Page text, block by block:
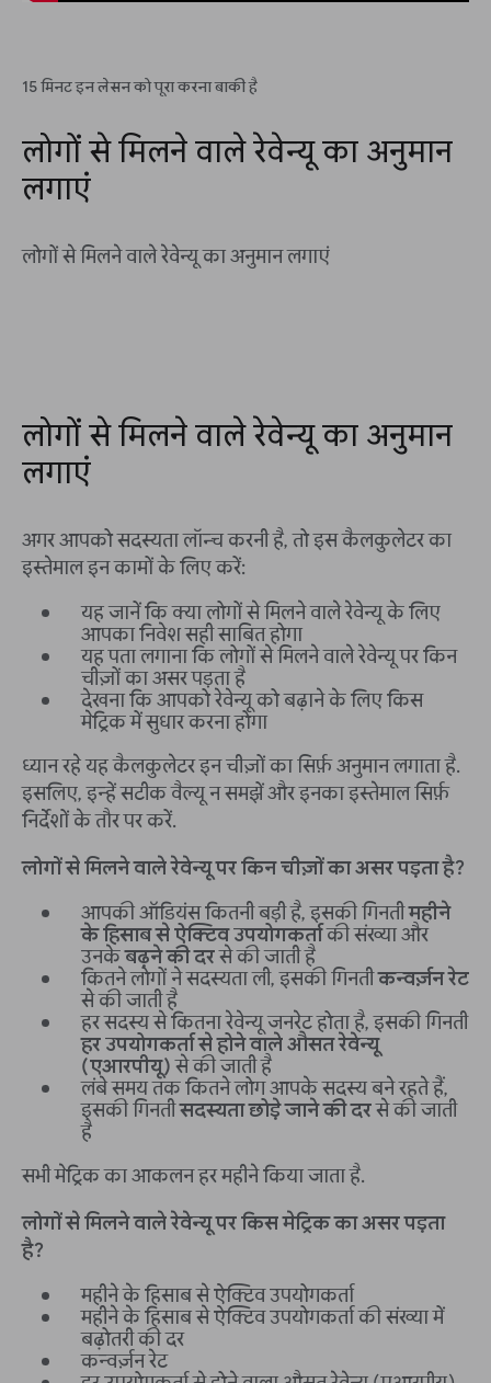
15 मिनट इन लेसन को पूरा करना बाकी है
लोगों से मिलने वाले रेवेन्यू का अनुमान
लगाएं
लोगों से मिलने वाले रेवेन्यू का अनुमान लगाएं
लोगों से मिलने वाले रेवेन्यू का अनुमान
लगाएं
अगर आपको सदस्यता लॉन्च करनी है, तो इस कैलकुलेटर का
इस्तेमाल इन कामों के लिए करें:
यह जानें कि क्या लोगों से मिलने वाले रेवेन्यू के लिए
आपका निवेश सही साबित होगा
यह पता लगाना कि लोगों से मिलने वाले रेवेन्यू पर किन
चीज़ों का असर पड़ता है
देखना कि आपको रेवेन्यू को बढ़ाने के लिए किस
मेट्रिक में सुधार करना होगा
ध्यान रहे यह कैलकुलेटर इन चीज़ों का सिर्फ़ अनुमान लगाता है.
इसलिए, इन्हें सटीक वैल्यू न समझें और इनका इस्तेमाल सिर्फ़
निर्देशों के तौर पर करें.
लोगों से मिलने वाले रेवेन्यू पर किन चीज़ों का असर पड़ता है?
आपकी ऑडियंस कितनी बड़ी है, इसकी गिनतीमहीने
के हिसाब से ऐक्टिव उपयोगकर्ताकी संख्या और
उनकेबढ़ने की दरसे की जाती है
कितने लोगों ने सदस्यता ली, इसकी गिनतीकन्वर्ज़न रेट
से की जाती है
हर सदस्य से कितना रेवेन्यू जनरेट होता है, इसकी गिनती
हर उपयोगकर्ता से होने वाले औसत रेवेन्यू
(एआरपीयू)से की जाती है
लंबे समय तक कितने लोग आपके सदस्य बने रहते हैं,
इसकी गिनतीसदस्यता छोड़े जाने की दरसे की जाती
है
सभी मेट्रिक का आकलन हर महीने किया जाता है.
लोगों से मिलने वाले रेवेन्यू पर किस मेट्रिक का असर पड़ता
है?
महीने के हिसाब से ऐक्टिव उपयोगकर्ता
महीने के हिसाब से ऐक्टिव उपयोगकर्ता की संख्या में
बढ़ोतरी की दर
कन्वर्ज़न रेट